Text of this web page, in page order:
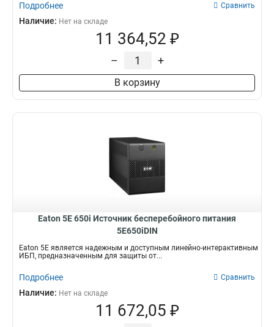
Подробнее Сравнить
Наличие: Нет на складе
11 364,52 ₽
– +
В корзину
Eaton 5E 650i Источник бесперебойного питания
5E650iDIN
Eaton 5E является надежным и доступным линейно-интерактивным
ИБП, предназначенным для защиты от...
Подробнее Сравнить
Наличие: Нет на складе
11 672,05 ₽